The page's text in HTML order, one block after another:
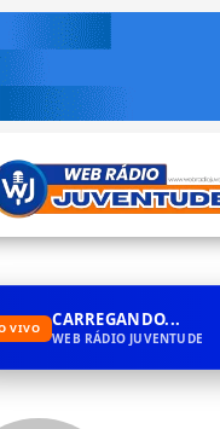
VIVO CARREGANDO...
WEB RÁDIO JUVENTUDE